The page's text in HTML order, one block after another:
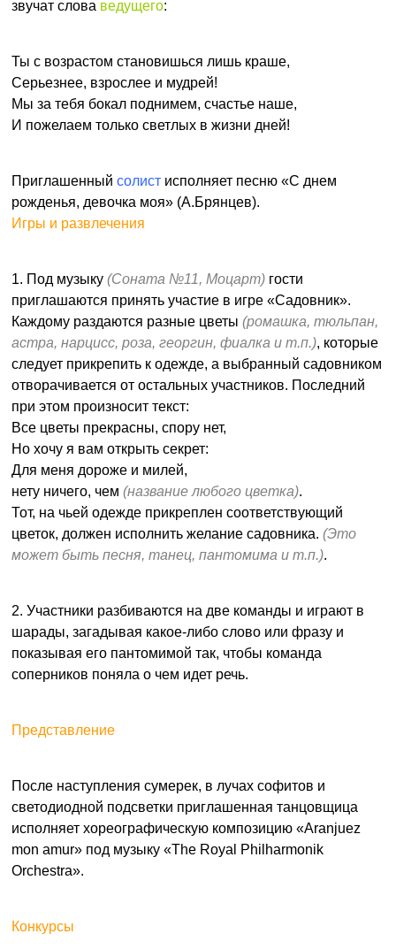
звучат слова ведущего:
Ты с возрастом становишься лишь краше,
Серьезнее, взрослее и мудрей!
Мы за тебя бокал поднимем, счастье наше,
И пожелаем только светлых в жизни дней!
Приглашенныйсолист исполняет песню «С днем
рожденья, девочка моя» (А.Брянцев).
Игры и развлечения
1. Под музыку(Соната №11, Моцарт) гости
приглашаются принять участие в игре «Садовник».
Каждому раздаются разные цветы(ромашка, тюльпан,
астра, нарцисс, роза, георгин, фиалка и т.п.), которые
следует прикрепить к одежде, а выбранный садовником
отворачивается от остальных участников. Последний
при этом произносит текст:
Все цветы прекрасны, спору нет,
Но хочу я вам открыть секрет:
Для меня дороже и милей,
нету ничего, чем(название любого цветка).
Тот, на чьей одежде прикреплен соответствующий
цветок, должен исполнить желание садовника.(Это
может быть песня, танец, пантомима и т.п.).
2. Участники разбиваются на две команды и играют в
шарады, загадывая какое-либо слово или фразу и
показывая его пантомимой так, чтобы команда
соперников поняла о чем идет речь.
Представление
После наступления сумерек, в лучах софитов и
светодиодной подсветки приглашенная танцовщица
исполняет хореографическую композицию «Aranjuez
mon amur» под музыку «The Royal Philharmonik
Orchestra».
Конкурсы